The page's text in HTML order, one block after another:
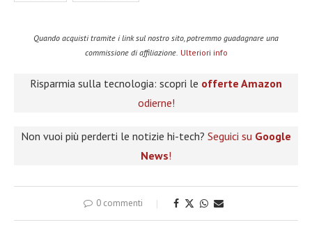
Quando acquisti tramite i link sul nostro sito, potremmo guadagnare una
commissione di affiliazione. Ulteriori info
Risparmia sulla tecnologia: scopri le offerte Amazon
odierne!
Non vuoi più perderti le notizie hi-tech? Seguici su Google
News!
0 commenti